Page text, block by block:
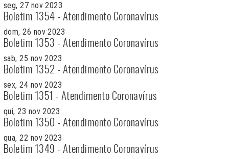
seg, 27 nov 2023
Boletim 1354 - Atendimento Coronavírus
dom, 26 nov 2023
Boletim 1353 - Atendimento Coronavírus
sab, 25 nov 2023
Boletim 1352 - Atendimento Coronavírus
sex, 24 nov 2023
Boletim 1351 - Atendimento Coronavírus
qui, 23 nov 2023
Boletim 1350 - Atendimento Coronavírus
qua, 22 nov 2023
Boletim 1349 - Atendimento Coronavírus